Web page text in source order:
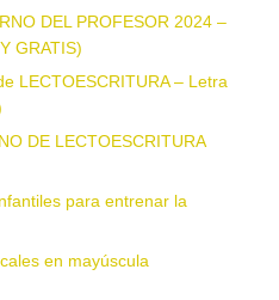
DEL PROFESOR 2024 –
GRATIS)
LECTOESCRITURA – Letra
DE LECTOESCRITURA
para entrenar la
en mayúscula